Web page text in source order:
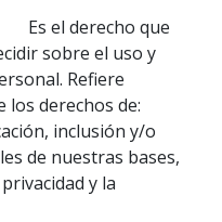
Es el derecho que
sobre el uso y
Refiere
los derechos de:
inclusión y/o
de nuestras bases,
y la